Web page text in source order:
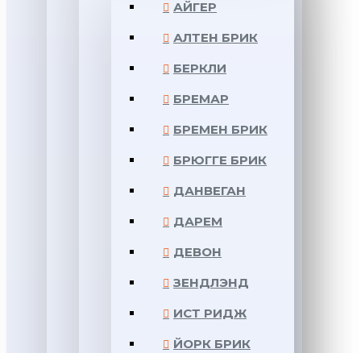
АЙГЕР
АЛТЕН БРИК
БЕРКЛИ
БРЕМАР
БРЕМЕН БРИК
БРЮГГЕ БРИК
ДАНВЕГАН
ДАРЕМ
ДЕВОН
ЗЕНДЛЭНД
ИСТ РИДЖ
ЙОРК БРИК